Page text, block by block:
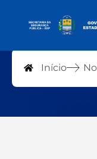
Notícias
Início